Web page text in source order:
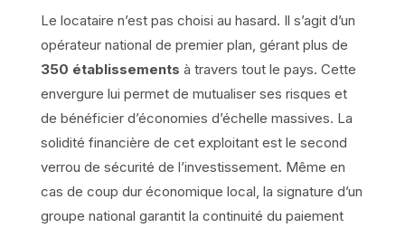
Le locataire n’est pas choisi au hasard. Il s’agit d’un
opérateur national de premier plan, gérant plus de
350 établissements à travers tout le pays. Cette
envergure lui permet de mutualiser ses risques et
de bénéficier d’économies d’échelle massives. La
solidité financière de cet exploitant est le second
verrou de sécurité de l’investissement. Même en
cas de coup dur économique local, la signature d’un
groupe national garantit la continuité du paiement